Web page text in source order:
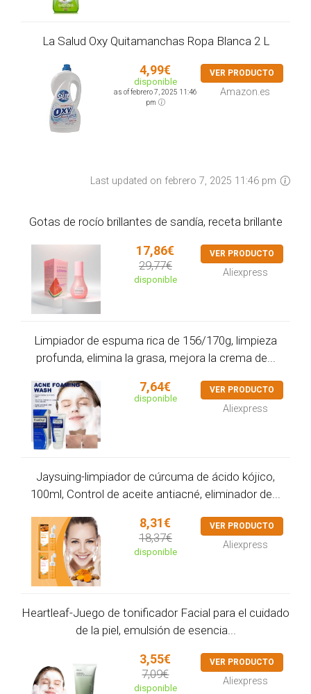
La Salud Oxy Quitamanchas Ropa Blanca 2 L
4,99€
disponible
as of febrero 7, 2025 11:46
pm
VER PRODUCTO
Amazon.es
Last updated on febrero 7, 2025 11:46 pm
Gotas de rocío brillantes de sandía, receta brillante
17,86€
29,77€
disponible
VER PRODUCTO
Aliexpress
Limpiador de espuma rica de 156/170g, limpieza
profunda, elimina la grasa, mejora la crema de...
7,64€
disponible
VER PRODUCTO
Aliexpress
Jaysuing-limpiador de cúrcuma de ácido kójico,
100ml, Control de aceite antiacné, eliminador de...
8,31€
18,37€
disponible
VER PRODUCTO
Aliexpress
Heartleaf-Juego de tonificador Facial para el cuidado
de la piel, emulsión de esencia...
3,55€
7,09€
disponible
VER PRODUCTO
Aliexpress